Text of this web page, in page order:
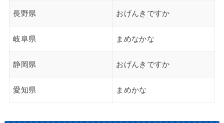
長野県 おげんきですか
岐阜県 まめなかな
静岡県 おげんきですか
愛知県 まめかな